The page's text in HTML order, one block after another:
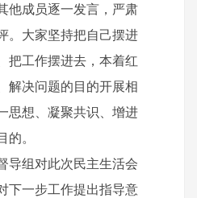
他成员逐一发言，严肃
。大家坚持把自己摆进
把工作摆进去，本着红
解决问题的目的开展相
思想、凝聚共识、增进
的。
组对此次民主生活会
下一步工作提出指导意